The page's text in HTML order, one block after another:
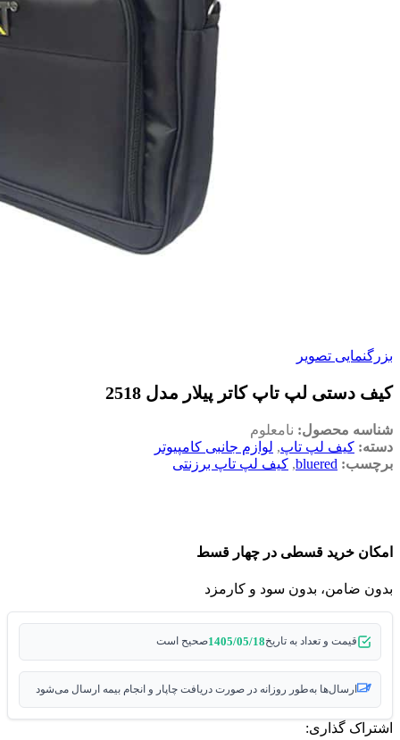
بزرگنمایی تصویر
کیف دستی لپ تاپ کاتر پیلار مدل 2518
شناسه محصول: نامعلوم
دسته: کیف لپ تاپ, لوازم جانبی کامپیوتر
برچسب: bluered
, کیف لپ تاپ برزنتی
امکان خرید قسطی در چهار قسط
بدون ضامن، بدون سود و کارمزد
قیمت و تعداد به تاریخ1405/05/18صحیح است
ارسال‌ها به‌طور روزانه در صورت دریافت چاپار و انجام بیمه ارسال می‌شود
اشتراک گذاری: